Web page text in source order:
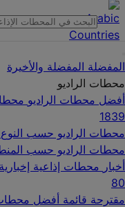
المفضلة المفضلة والأخيرة
محطات الراديو
أفضل محطات الراديو
1839
محطات الراديو حسب النوع
محطات الراديو حسب
أخبار محطات إذاعية إخبارية
80
مقترحة قائمة أفضل محطات